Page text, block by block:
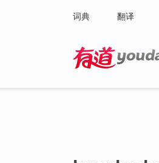
词典 翻译